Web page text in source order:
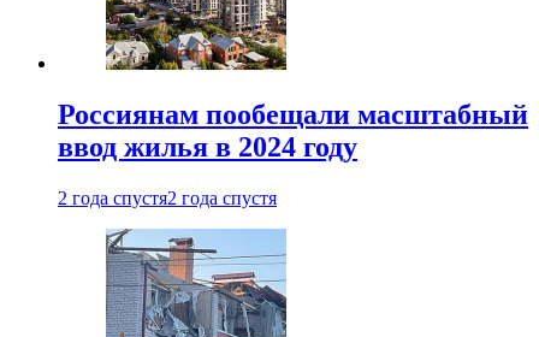
Россиянам пообещали масштабный
ввод жилья в 2024 году
2 года спустя2 года спустя